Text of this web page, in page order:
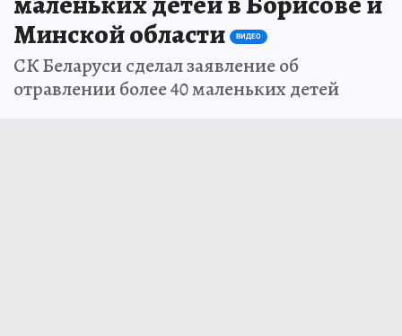
Минской области
ВИДЕО
СК Беларуси сделал заявление об
отравлении более 40 маленьких детей